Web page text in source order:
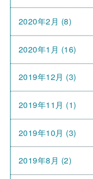
2020年2月 (8)
2020年1月 (16)
2019年12月 (3)
2019年11月 (1)
2019年10月 (3)
2019年8月 (2)